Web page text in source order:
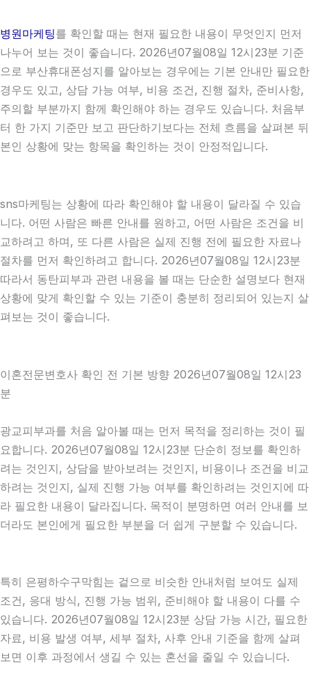
병원마케팅를 확인할 때는 현재 필요한 내용이 무엇인지 먼저
나누어 보는 것이 좋습니다. 2026년07월08일 12시23분 기준
으로 부산휴대폰성지를 알아보는 경우에는 기본 안내만 필요한
경우도 있고, 상담 가능 여부, 비용 조건, 진행 절차, 준비사항,
주의할 부분까지 함께 확인해야 하는 경우도 있습니다. 처음부
터 한 가지 기준만 보고 판단하기보다는 전체 흐름을 살펴본 뒤
본인 상황에 맞는 항목을 확인하는 것이 안정적입니다.
sns마케팅는 상황에 따라 확인해야 할 내용이 달라질 수 있습
니다. 어떤 사람은 빠른 안내를 원하고, 어떤 사람은 조건을 비
교하려고 하며, 또 다른 사람은 실제 진행 전에 필요한 자료나
절차를 먼저 확인하려고 합니다. 2026년07월08일 12시23분
따라서 동탄피부과 관련 내용을 볼 때는 단순한 설명보다 현재
상황에 맞게 확인할 수 있는 기준이 충분히 정리되어 있는지 살
펴보는 것이 좋습니다.
이혼전문변호사 확인 전 기본 방향 2026년07월08일 12시23
분
광교피부과를 처음 알아볼 때는 먼저 목적을 정리하는 것이 필
요합니다. 2026년07월08일 12시23분 단순히 정보를 확인하
려는 것인지, 상담을 받아보려는 것인지, 비용이나 조건을 비교
하려는 것인지, 실제 진행 가능 여부를 확인하려는 것인지에 따
라 필요한 내용이 달라집니다. 목적이 분명하면 여러 안내를 보
더라도 본인에게 필요한 부분을 더 쉽게 구분할 수 있습니다.
특히 은평하수구막힘는 겉으로 비슷한 안내처럼 보여도 실제
조건, 응대 방식, 진행 가능 범위, 준비해야 할 내용이 다를 수
있습니다. 2026년07월08일 12시23분 상담 가능 시간, 필요한
자료, 비용 발생 여부, 세부 절차, 사후 안내 기준을 함께 살펴
보면 이후 과정에서 생길 수 있는 혼선을 줄일 수 있습니다.